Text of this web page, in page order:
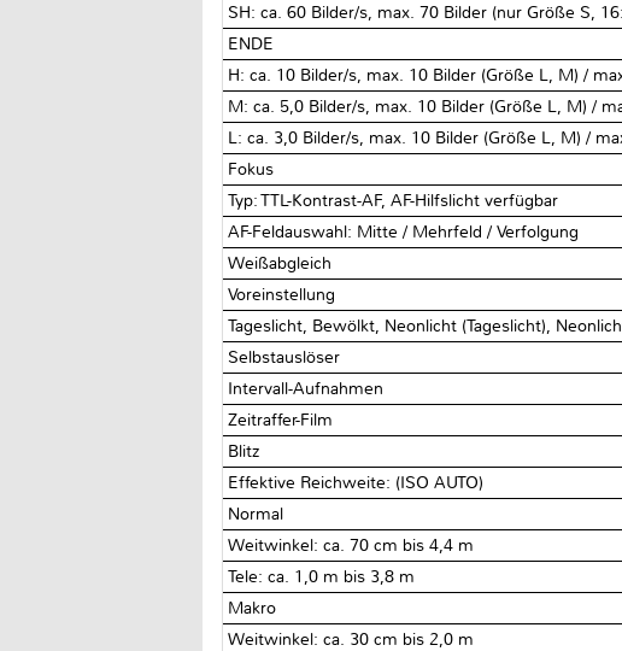
SH: ca. 60 Bilder/s, max. 70 Bilder (nur Größe S,
ENDE
H: ca. 10 Bilder/s, max. 10 Bilder (Größe L, M) /
M: ca. 5,0 Bilder/s, max. 10 Bilder (Größe L, M) /
L: ca. 3,0 Bilder/s, max. 10 Bilder (Größe L, M) /
Fokus
Typ: TTL-Kontrast-AF, AF-Hilfslicht verfügbar
AF-Feldauswahl: Mitte / Mehrfeld / Verfolgung
Weißabgleich
Voreinstellung
Tageslicht, Bewölkt, Neonlicht (Tageslicht),
Selbstauslöser
Intervall-Aufnahmen
Zeitraffer-Film
Blitz
Effektive Reichweite: (ISO AUTO)
Normal
Weitwinkel: ca. 70 cm bis 4,4 m
Tele: ca. 1,0 m bis 3,8 m
Makro
Weitwinkel: ca. 30 cm bis 2,0 m